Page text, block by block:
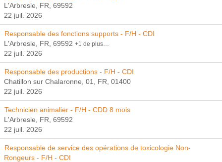
L'Arbresle, FR, 69592
22 juil. 2026
Responsable des fonctions supports - F/H - CDI
L'Arbresle, FR, 69592 +1 de plus…
22 juil. 2026
Responsable des productions - F/H - CDI
Chatillon sur Chalaronne, 01, FR, 01400
22 juil. 2026
Technicien animalier - F/H - CDD 8 mois
L'Arbresle, FR, 69592
22 juil. 2026
Responsable de service des opérations de toxicologie Non-
Rongeurs - F/H - CDI